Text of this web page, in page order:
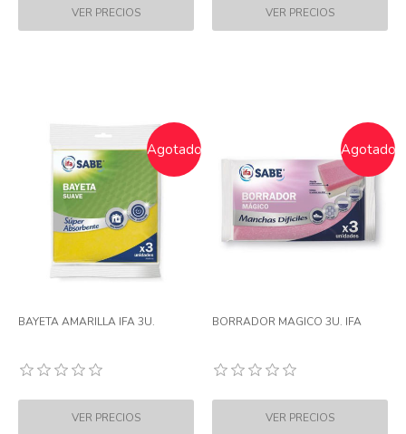
Agotado
BAYETA AMARILLA IFA 3U.
Agotado
BORRADOR MAGICO 3U. IFA